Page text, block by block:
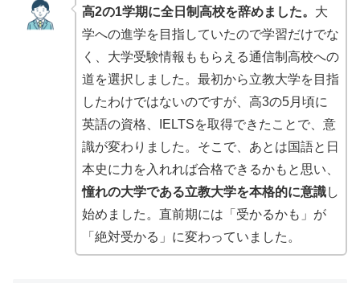
高2の1学期に全日制高校を辞めました。 大
学への進学を目指していたので学習だけでな
く、大学受験情報ももらえる通信制高校への
道を選択しました。最初から立教大学を目指
したわけではないのですが、高3の5月頃に
英語の資格、IELTSを取得できたことで、意
識が変わりました。そこで、あとは国語と日
本史に力を入れれば合格できるかもと思い、
憧れの大学である立教大学を本格的に意識し
始めました。直前期には「受かるかも」が
「絶対受かる」に変わっていました。